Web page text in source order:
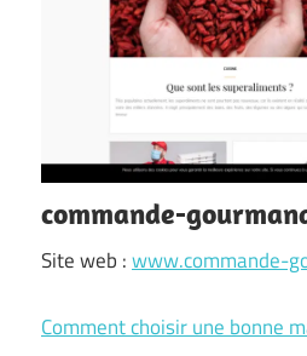
commande-
Site web :www.commande-
Comment choisir une bonne